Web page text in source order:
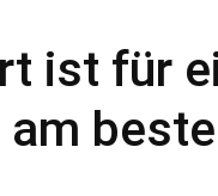
ist für